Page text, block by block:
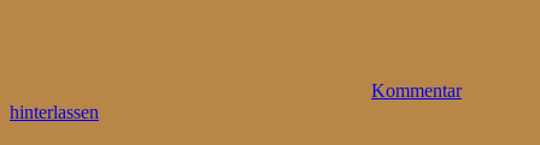
Kommentar
hinterlassen